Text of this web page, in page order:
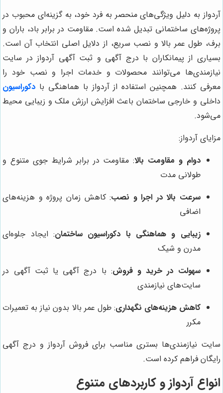
آردواز به دلیل ویژگی‌های منحصر به فرد خود، به گزینه‌ای محبوب در
پروژه‌های ساختمانی تبدیل شده است. مقاومت در برابر باد، باران و
برف، طول عمر بالا و نصب سریع، از دلایل اصلی انتخاب آن است.
بسیاری از پیمانکاران با درج آگهی و ثبت آگهی آردواز در سایت
نیازمندی‌ها می‌توانند محصولات و خدمات اجرا و نصب خود را
معرفی کنند. همچنین استفاده از آردواز با هماهنگی با دکوراسیون
داخلی و خارجی ساختمان باعث افزایش ارزش ملک و زیبایی محیط
می‌شود.
مزایای آردواز:
دوام و مقاومت بالا: مقاومت در برابر شرایط جوی متنوع و
طولانی مدت
سرعت بالا در اجرا و نصب: کاهش زمان پروژه و هزینه‌های
اضافی
زیبایی و هماهنگی با دکوراسیون ساختمان: ایجاد جلوه‌ای
مدرن و شیک
سهولت در خرید و فروش: با درج آگهی یا ثبت آگهی در
سایت‌های نیازمندی
کاهش هزینه‌های نگهداری: طول عمر بالا بدون نیاز به تعمیرات
مکرر
سایت نیازمندی‌ها بستری مناسب برای فروش آردواز و درج آگهی
رایگان فراهم کرده است.
انواع آردواز و کاربردهای متنوع